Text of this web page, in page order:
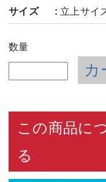
サイズ 立上サイ
数量
カ
この商品に
る